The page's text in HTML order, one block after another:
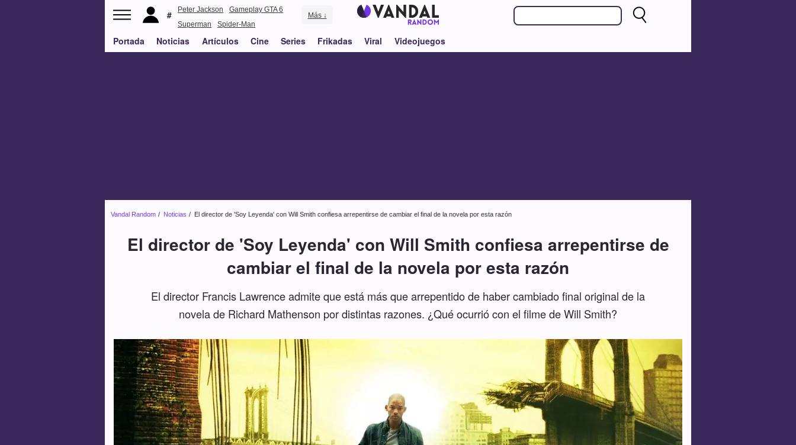
Peter Jackson
Gameplay GTA 6
Superman
Spider-Man
Más ↓
Portada Noticias Artículos Cine Series Frikadas Viral Videojuegos
Vandal Random Noticias El director de 'Soy Leyenda' con Will Smith confiesa arrepentirse de cambiar el final de la novela por esta razón
El director de 'Soy Leyenda' con Will Smith confiesa arrepentirse de
cambiar el final de la novela por esta razón
El director Francis Lawrence admite que está más que arrepentido de haber cambiado final original de la
novela de Richard Mathenson por distintas razones. ¿Qué ocurrió con el filme de Will Smith?